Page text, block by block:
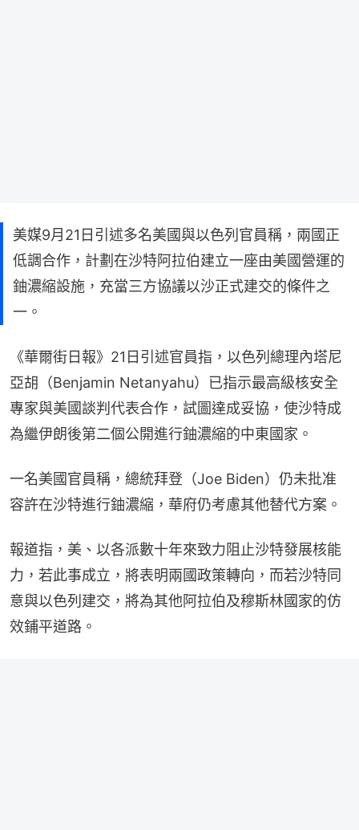
美媒9月21日引述多名美國與以色列官員稱，兩國正
低調合作，計劃在沙特阿拉伯建立一座由美國營運的
鈾濃縮設施，充當三方協議以沙正式建交的條件之
一。
《華爾街日報》21日引述官員指，以色列總理內塔尼
亞胡（Benjamin Netanyahu）已指示最高級核安全
專家與美國談判代表合作，試圖達成妥協，使沙特成
為繼伊朗後第二個公開進行鈾濃縮的中東國家。
一名美國官員稱，總統拜登（Joe Biden）仍未批准
容許在沙特進行鈾濃縮，華府仍考慮其他替代方案。
報道指，美、以各派數十年來致力阻止沙特發展核能
力，若此事成立，將表明兩國政策轉向，而若沙特同
意與以色列建交，將為其他阿拉伯及穆斯林國家的仿
效鋪平道路。